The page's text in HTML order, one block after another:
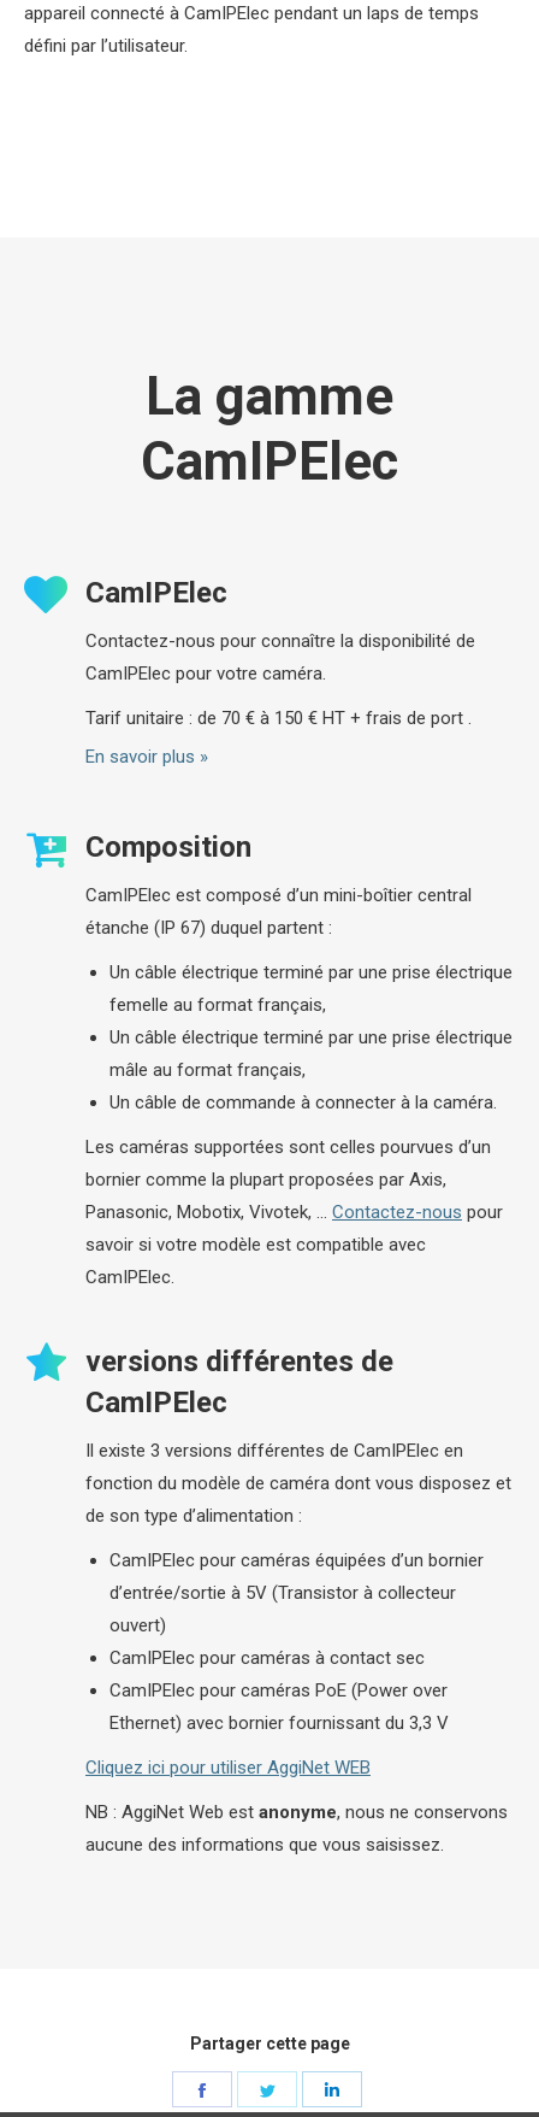
appareil connecté à CamIPElec pendant un laps de temps
défini par l’utilisateur.
La gamme
CamIPElec
CamIPElec
Contactez-nous pour connaître la disponibilité de
CamIPElec pour votre caméra.
Tarif unitaire : de 70 € à 150 € HT + frais de port .
En savoir plus »
Composition
CamIPElec est composé d’un mini-boîtier central
étanche (IP 67) duquel partent :
Un câble électrique terminé par une prise électrique
femelle au format français,
Un câble électrique terminé par une prise électrique
mâle au format français,
Un câble de commande à connecter à la caméra.
Les caméras supportées sont celles pourvues d’un
bornier comme la plupart proposées par Axis,
Panasonic, Mobotix, Vivotek, … Contactez-nous pour
savoir si votre modèle est compatible avec
CamIPElec.
versions différentes de
CamIPElec
Il existe 3 versions différentes de CamIPElec en
fonction du modèle de caméra dont vous disposez et
de son type d’alimentation :
CamIPElec pour caméras équipées d’un bornier
d’entrée/sortie à 5V (Transistor à collecteur
ouvert)
CamIPElec pour caméras à contact sec
CamIPElec pour caméras PoE (Power over
Ethernet) avec bornier fournissant du 3,3 V
Cliquez ici pour utiliser AggiNet WEB
NB : AggiNet Web est anonyme, nous ne conservons
aucune des informations que vous saisissez.
Partager cette page